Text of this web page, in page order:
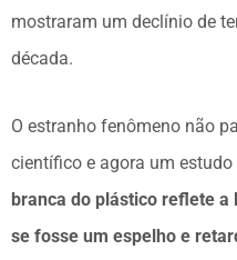
mostraram um declínio de
década.
O estranho fenômeno não
científico e agora um
branca do plástico reflete
se fosse um espelho e